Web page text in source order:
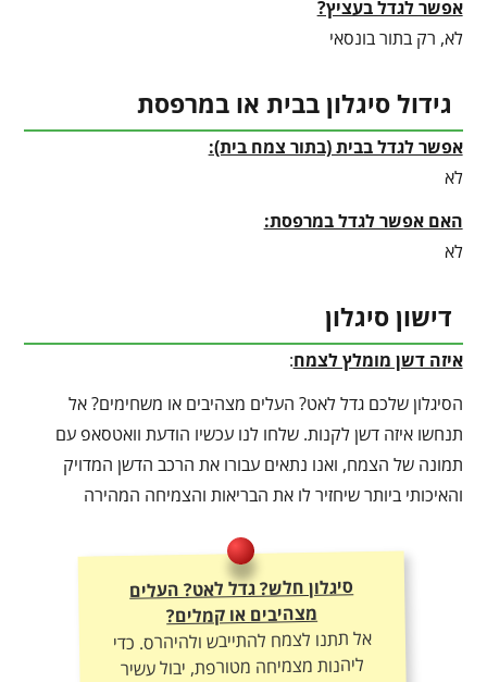
אפשר לגדל בעציץ?
לא, רק בתור בונסאי
גידול סיגלון בבית או במרפסת
אפשר לגדל בבית (בתור צמח בית):
לא
האם אפשר לגדל במרפסת:
לא
דישון סיגלון
איזה דשן מומלץ לצמח:
הסיגלון שלכם גדל לאט? העלים מצהיבים או משחימים? אל
תנחשו איזה דשן לקנות. שלחו לנו עכשיו הודעת וואטסאפ עם
תמונה של הצמח, ואנו נתאים עבורו את הרכב הדשן המדויק
והאיכותי ביותר שיחזיר לו את הבריאות והצמיחה המהירה
סיגלון חלש? גדל לאט? העלים
מצהיבים או קמלים?
אל תתנו לצמח להתייבש ולהיהרס. כדי
ליהנות מצמיחה מטורפת, יבול עשיר
ועלוקה ירוקה – חובה להתאים לו את